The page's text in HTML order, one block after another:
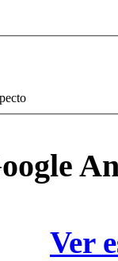
Ver